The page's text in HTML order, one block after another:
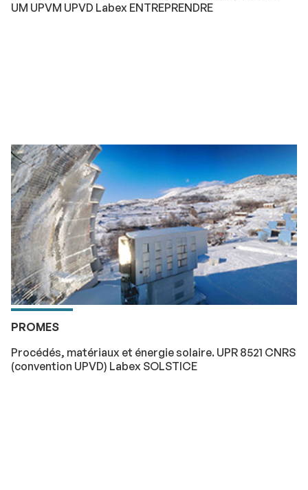
UM UPVM UPVD Labex ENTREPRENDRE
PROMES
Procédés, matériaux et énergie solaire. UPR 8521 CNRS
(convention UPVD) Labex SOLSTICE